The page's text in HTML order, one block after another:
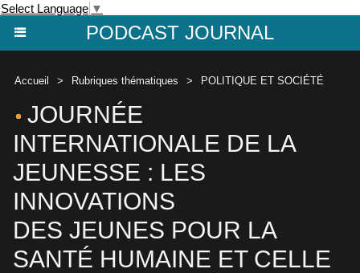
Select Language ▼
PODCAST JOURNAL
Accueil > Rubriques thématiques > POLITIQUE ET SOCIÉTÉ
JOURNÉE
INTERNATIONALE DE LA
JEUNESSE : LES
INNOVATIONS
DES JEUNES POUR LA
SANTÉ HUMAINE ET CELLE